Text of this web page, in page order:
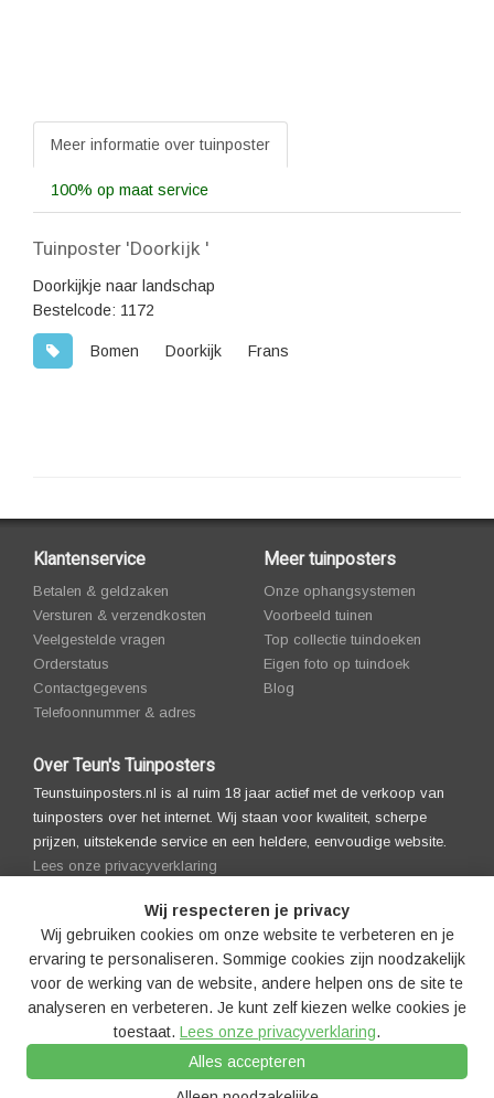
Meer informatie over tuinposter
100% op maat service
Tuinposter 'Doorkijk '
Doorkijkje naar landschap
Bestelcode: 1172
Bomen Doorkijk Frans
Klantenservice
Betalen & geldzaken
Versturen & verzendkosten
Veelgestelde vragen
Orderstatus
Contactgegevens
Telefoonnummer & adres
Meer tuinposters
Onze ophangsystemen
Voorbeeld tuinen
Top collectie tuindoeken
Eigen foto op tuindoek
Blog
Over Teun's Tuinposters
Teunstuinposters.nl is al ruim 18 jaar actief met de verkoop van
tuinposters over het internet. Wij staan voor kwaliteit, scherpe
prijzen, uitstekende service en een heldere, eenvoudige website.
Lees onze privacyverklaring
© 2008-2026 Teun's Tuinposters |Algemenevoorwaarden |
Cookies|Cookie-instellingen
|Partners Sitemap
Wij respecteren je privacy
Wij gebruiken cookies om onze website te verbeteren en je
ervaring te personaliseren. Sommige cookies zijn noodzakelijk
voor de werking van de website, andere helpen ons de site te
analyseren en verbeteren. Je kunt zelf kiezen welke cookies je
toestaat. Lees onze privacyverklaring.
Alles accepteren